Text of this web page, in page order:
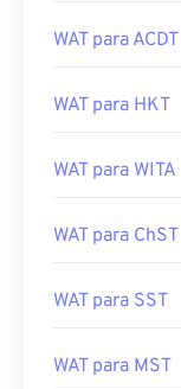
WAT para ACDT
WAT para HKT
WAT para WITA
WAT para ChST
WAT para SST
WAT para MST